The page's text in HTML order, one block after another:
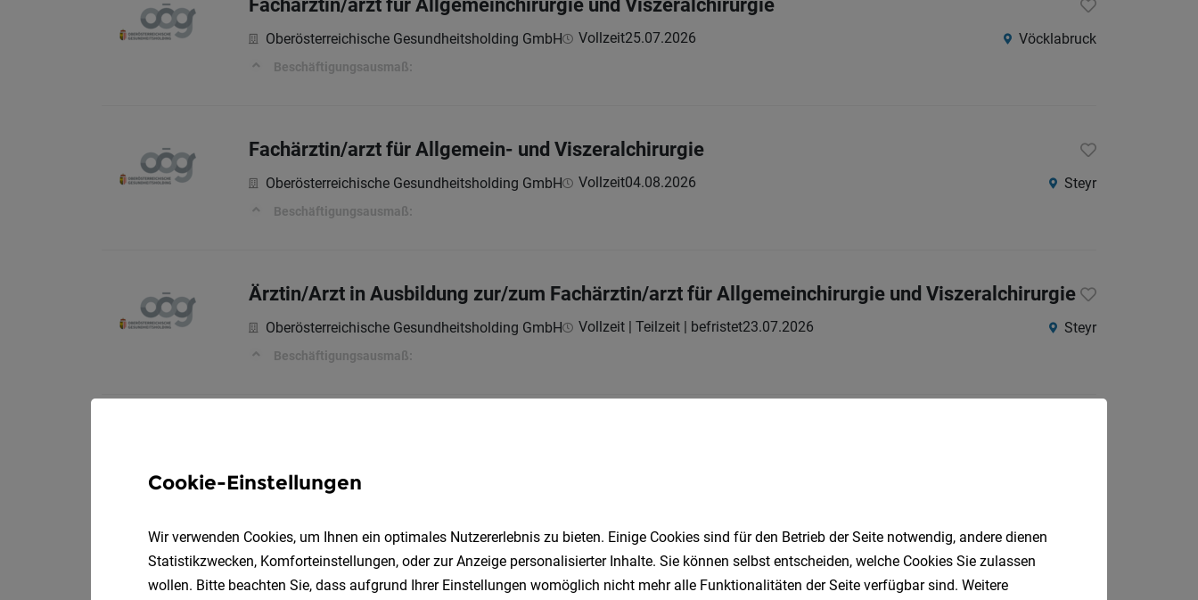
Fachärztin/arzt für Allgemeinchirurgie und Viszeralchirurgie
Oberösterreichische Gesundheitsholding GmbH Vollzeit25.07.2026 Vöcklabruck
Beschäftigungsausmaß:
Fachärztin/arzt für Allgemein- und Viszeralchirurgie
Oberösterreichische Gesundheitsholding GmbH Vollzeit04.08.2026 Steyr
Beschäftigungsausmaß:
Ärztin/Arzt in Ausbildung zur/zum Fachärztin/arzt für Allgemeinchirurgie und Viszeralchirurgie
Oberösterreichische Gesundheitsholding GmbH Vollzeit | Teilzeit | befristet23.07.2026 Steyr
Beschäftigungsausmaß:
Krankenhaus St. Josef Braunau
Cookie-Einstellungen
Wir verwenden Cookies, um Ihnen ein optimales Nutzererlebnis zu bieten. Einige Cookies sind für den Betrieb der Seite notwendig, andere dienen
Statistikzwecken, Komforteinstellungen, oder zur Anzeige personalisierter Inhalte. Sie können selbst entscheiden, welche Cookies Sie zulassen
wollen. Bitte beachten Sie, dass aufgrund Ihrer Einstellungen womöglich nicht mehr alle Funktionalitäten der Seite verfügbar sind. Weitere